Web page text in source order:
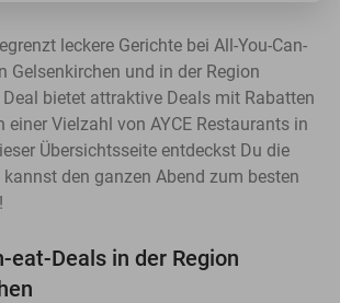
leckere Gerichte bei All-You-Can-
Gelsenkirchen und in der Region
bietet attraktive Deals mit Rabatten
einer Vielzahl von AYCE Restaurants in
Übersichtsseite entdeckst Du die
den ganzen Abend zum besten
eat-Deals in der Region